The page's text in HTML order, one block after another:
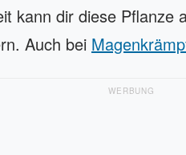
kann dir diese Pflanze
Auch bei
WERBUNG